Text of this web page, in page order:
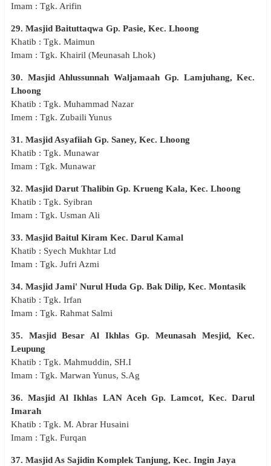
Imam : Tgk. Arifin
29. Masjid Baituttaqwa Gp. Pasie, Kec. Lhoong
Khatib : Tgk. Maimun
Imam : Tgk. Khairil (Meunasah Lhok)
30. Masjid Ahlussunnah Waljamaah Gp. Lamjuhang, Kec.
Lhoong
Khatib : Tgk. Muhammad Nazar
Imem : Tgk. Zubaili Yunus
31. Masjid Asyafiiah Gp. Saney, Kec. Lhoong
Khatib : Tgk. Munawar
Imam : Tgk. Munawar
32. Masjid Darut Thalibin Gp. Krueng Kala, Kec. Lhoong
Khatib : Tgk. Syibran
Imam : Tgk. Usman Ali
33. Masjid Baitul Kiram Kec. Darul Kamal
Khatib : Syech Mukhtar Ltd
Imam : Tgk. Jufri Azmi
34. Masjid Jami' Nurul Huda Gp. Bak Dilip, Kec. Montasik
Khatib : Tgk. Irfan
Imam : Tgk. Rahmat Salmi
35. Masjid Besar Al Ikhlas Gp. Meunasah Mesjid, Kec.
Leupung
Khatib : Tgk. Mahmuddin, SH.I
Imam : Tgk. Marwan Yunus, S.Ag
36. Masjid Al Ikhlas LAN Aceh Gp. Lamcot, Kec. Darul
Imarah
Khatib : Tgk. M. Abrar Husaini
Imam : Tgk. Furqan
37. Masjid As Sajidin Komplek Tanjung, Kec. Ingin Jaya